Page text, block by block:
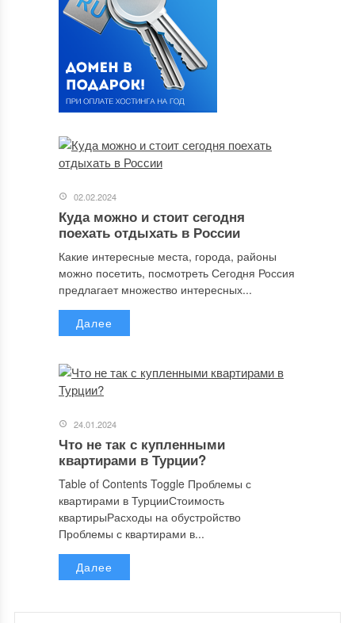
02.02.2024
Куда можно и стоит сегодня
поехать отдыхать в России
Какие интересные места, города, районы
можно посетить, посмотреть Сегодня Россия
предлагает множество интересных...
Далее
24.01.2024
Что не так с купленными
квартирами в Турции?
Table of Contents Toggle Проблемы с
квартирами в ТурцииСтоимость
квартирыРасходы на обустройство
Проблемы с квартирами в...
Далее